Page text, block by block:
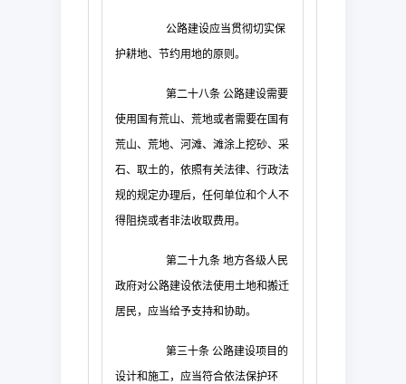
公路建设应当贯彻切实保
护耕地、节约用地的原则。
第二十八条 公路建设需要
使用国有荒山、荒地或者需要在国有
荒山、荒地、河滩、滩涂上挖砂、采
石、取土的，依照有关法律、行政法
规的规定办理后，任何单位和个人不
得阻挠或者非法收取费用。
第二十九条 地方各级人民
政府对公路建设依法使用土地和搬迁
居民，应当给予支持和协助。
第三十条 公路建设项目的
设计和施工，应当符合依法保护环